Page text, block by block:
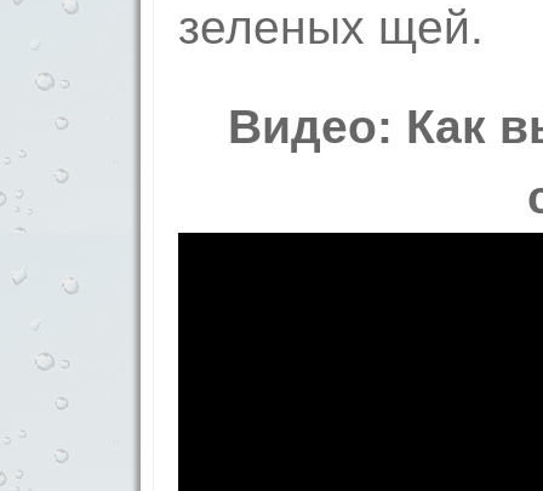
зеленых щей.
Видео: Как